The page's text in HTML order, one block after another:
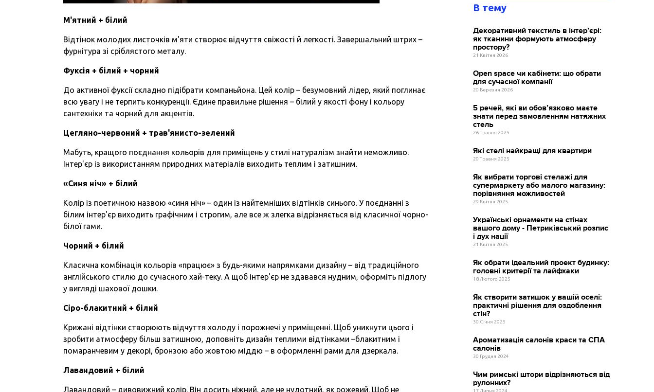
М'ятний + білий
Відтінок молодих листочків м'яти створює відчуття свіжості й легкості. Завершальний штрих –
фурнітура зі сріблястого металу.
Фуксія + білий + чорний
До активної фуксії складно підібрати компаньйона. Цей колір – безумовний лідер, який поглинає
всю увагу і не терпить конкуренції. Єдине правильне рішення – білий у якості фону і кольору
сантехніки та чорний для акцентів.
Цегляно-червоний + трав'янисто-зелений
Мабуть, кращого поєднання кольорів для приміщень у стилі натуралізм знайти неможливо.
Інтер'єр із використанням природних матеріалів виходить теплим і затишним.
«Синя ніч» + білий
Колір із поетичною назвою «синя ніч» – один із найтемніших відтінків синього. У поєднанні з
білим інтер'єр виходить графічним і строгим, але все ж злегка відрізняється від класичної чорно-
білої гами.
Чорний + білий
Класична комбінація кольорів «працює» з будь-якими напрямками дизайну – від традиційного
англійського стилю до сучасного хай-теку. А щоб інтер'єр не здавався нудним, оформіть підлогу
у вигляді шахової дошки.
Сіро-блакитний + білий
Крижані відтінки створюють відчуття холоду і порожнечі у приміщенні. Щоб уникнути цього і
зробити атмосферу більш затишною, доповніть дизайн теплими відтінками –блакитним і
помаранчевим у декорі, бронзою або жовтою міддю – в оформленні рами для дзеркала.
Лавандовий + білий
Лавандовий – дивовижний колір. Він досить ніжний, але не нудотний, як рожевий. Щоб не
В тему
Декоративний текстиль в інтер’єрі:
як тканини формують атмосферу
простору?
21 Квітня 2026
Open space чи кабінети: що обрати
для сучасної компанії
20 Березня 2026
5 речей, які ви обов’язково маєте
знати перед замовленням натяжних
стель
26 Травня 2025
Які стелі найкращі для квартири
20 Травня 2025
Як вибрати торгові стелажі для
супермаркету або малого магазину:
порівняння можливостей
29 Квітня 2025
Українські орнаменти на стінах
вашого дому - Петриківський розпис
і дух нації
21 Квітня 2025
Як обрати ідеальний проект будинку:
головні критерії та лайфхаки
18 Лютого 2025
Як створити затишок у вашій оселі:
практичні рішення для оздоблення
стін?
30 Січня 2025
Ароматизація салонів краси та СПА
салонів
30 Грудня 2024
Чим римські штори відрізняються від
рулонних?
17 Липня 2024